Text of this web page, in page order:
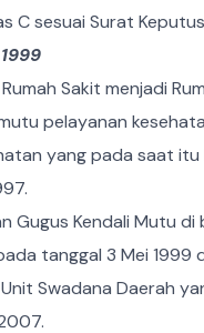
C sesuai Surat
Sakit menjadi
pelayanan
yang pada saat itu
Gugus Kendali Mutu
tanggal 3 Mei
Swadana Daerah